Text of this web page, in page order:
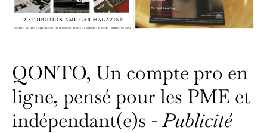
QONTO, Un compte pro en
ligne, pensé pour les PME et
indépendant(e)s -Publicité